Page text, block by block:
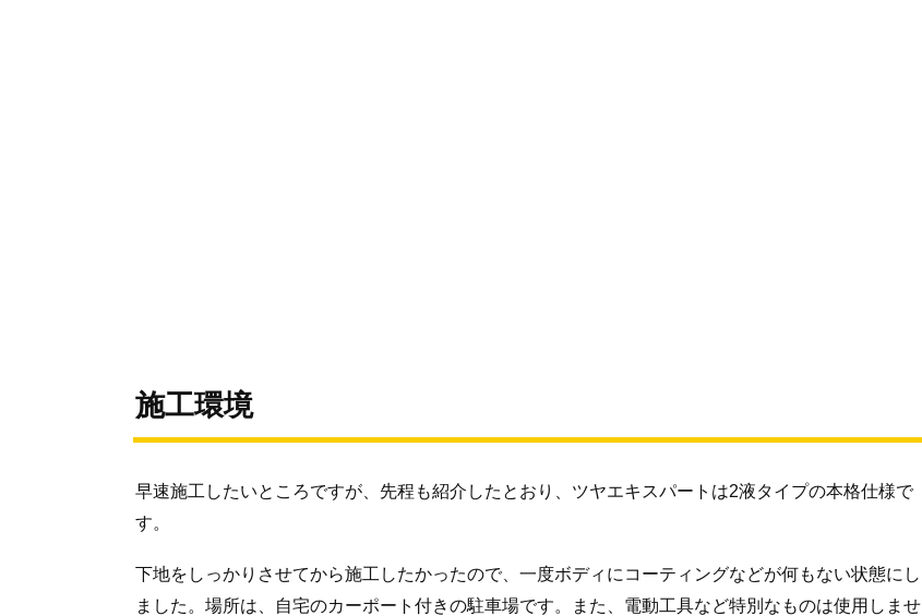
施工環境
早速施工したいところですが、先程も紹介したとおり、ツヤエキスパートは2液タイプの本格仕様で
す。
下地をしっかりさせてから施工したかったので、一度ボディにコーティングなどが何もない状態にし
ました。場所は、自宅のカーポート付きの駐車場です。また、電動工具など特別なものは使用しませ